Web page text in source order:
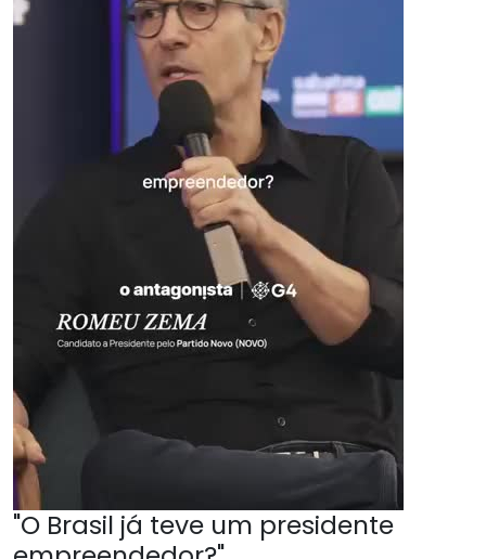
"O Brasil já teve um presidente